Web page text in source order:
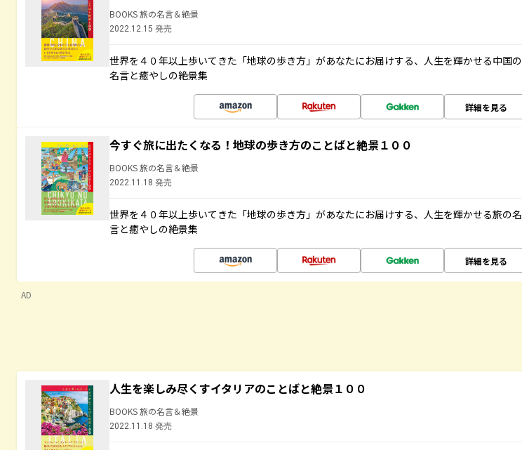
BOOKS 旅の名言＆絶景
2022.12.15 発売
世界を４０年以上歩いてきた「地球の歩き方」があなたにお届けする、人生を輝かせる中国の
名言と癒やしの絶景集
詳細を見る
今すぐ旅に出たくなる！地球の歩き方のことばと絶景１００
BOOKS 旅の名言＆絶景
2022.11.18 発売
世界を４０年以上歩いてきた「地球の歩き方」があなたにお届けする、人生を輝かせる旅の名
言と癒やしの絶景集
詳細を見る
AD
人生を楽しみ尽くすイタリアのことばと絶景１００
BOOKS 旅の名言＆絶景
2022.11.18 発売